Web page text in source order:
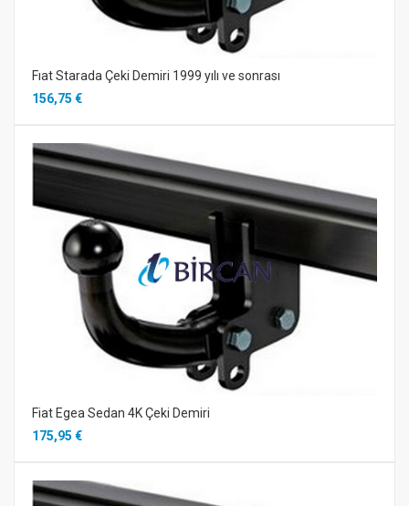
Fıat Starada Çeki Demiri 1999 yılı ve sonrası
156,75 €
Fiat Egea Sedan 4K Çeki Demiri
175,95 €